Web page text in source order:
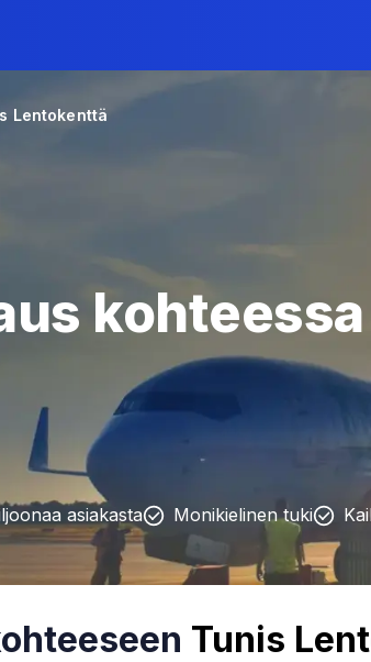
Lentokenttä
kohteessa
asiakasta Monikielinen tuki
Tunis